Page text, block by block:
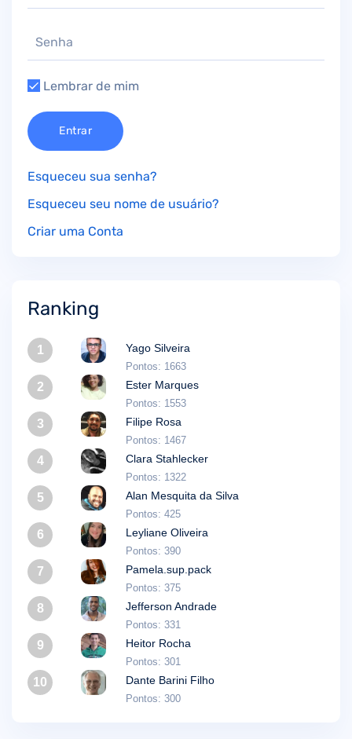
Lembrar de mim
Entrar
Esqueceu sua senha?
Esqueceu seu nome de usuário?
Criar uma Conta
Ranking
1 Yago Silveira
Pontos: 1663
2 Ester Marques
Pontos: 1553
3 Filipe Rosa
Pontos: 1467
4 Clara Stahlecker
Pontos: 1322
5 Alan Mesquita da Silva
Pontos: 425
6 Leyliane Oliveira
Pontos: 390
7 Pamela.sup.pack
Pontos: 375
8 Jefferson Andrade
Pontos: 331
9 Heitor Rocha
Pontos: 301
10 Dante Barini Filho
Pontos: 300